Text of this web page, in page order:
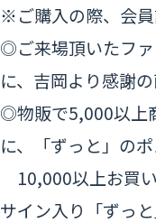
※ご購入の際、会
◎ご来場頂いたフ
に、吉岡より感謝
◎物販で5,000以上
に、「ずっと」の
10,000以上お買い
サイン入り「ずっ